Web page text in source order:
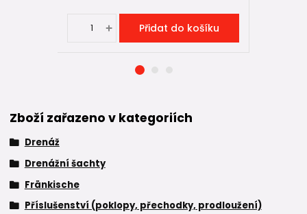
Přidat do košíku
Zboží zařazeno v kategoriích
Drenáž
Drenážní šachty
Fränkische
Příslušenství (poklopy, přechodky, prodloužení)